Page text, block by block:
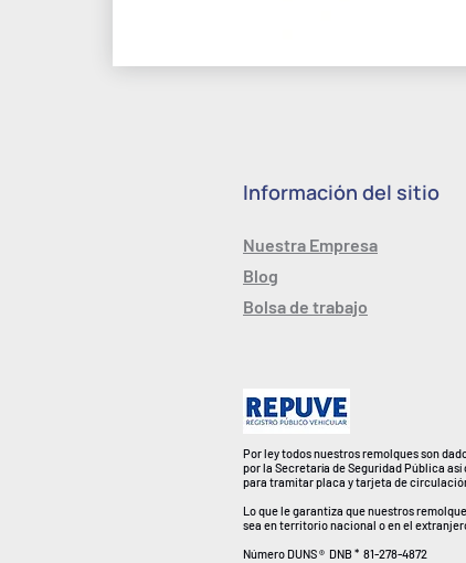
Información del sitio
Nuestra Empresa
Blog
Bolsa de trabajo
Por ley todos nuestros remolques son
por la Secretaría de Seguridad Pública
para tramitar placa y tarjeta de
Lo que le garantiza que nuestros
sea en territorio nacional o en el
Número DUNS ® DNB * 81-278-4872